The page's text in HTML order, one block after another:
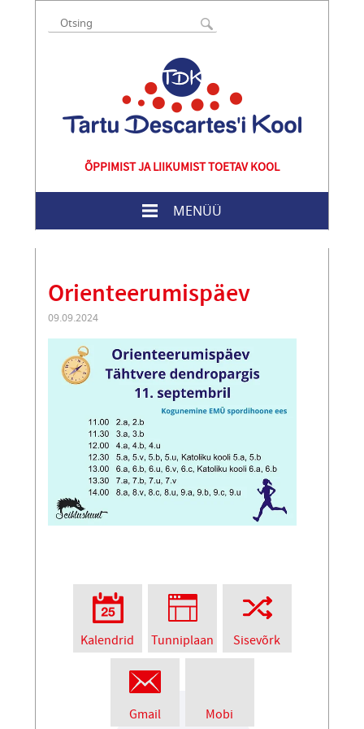
ÕPPIMIST JA LIIKUMIST TOETAV KOOL
MENÜÜ
Orienteerumispäev
09.09.2024
Kalendrid Tunniplaan Sisevõrk
Gmail Mobi